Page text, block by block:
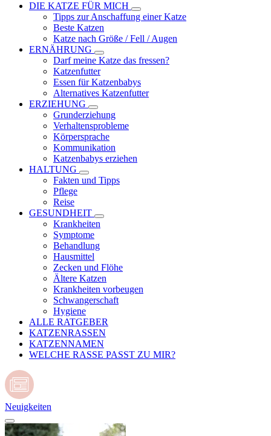
DIE KATZE FÜR MICH
Tipps zur Anschaffung einer Katze
Beste Katzen
Katze nach Größe / Fell / Augen
ERNÄHRUNG
Darf meine Katze das fressen?
Katzenfutter
Essen für Katzenbabys
Alternatives Katzenfutter
ERZIEHUNG
Grunderziehung
Verhaltensprobleme
Körpersprache
Kommunikation
Katzenbabys erziehen
HALTUNG
Fakten und Tipps
Pflege
Reise
GESUNDHEIT
Krankheiten
Symptome
Behandlung
Hausmittel
Zecken und Flöhe
Ältere Katzen
Krankheiten vorbeugen
Schwangerschaft
Hygiene
ALLE RATGEBER
KATZENRASSEN
KATZENNAMEN
WELCHE RASSE PASST ZU MIR?
Neuigkeiten